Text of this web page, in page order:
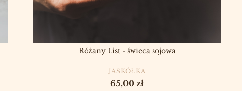
Różany List - świeca sojowa
PRODUCENT
JASKÓŁKA
Cena
65,00 zł